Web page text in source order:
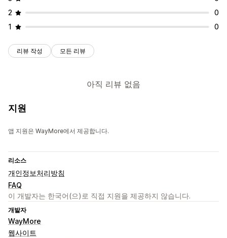
2
0
1
0
리뷰 작성 모든 리뷰
아직 리뷰 없음
지원
앱 지원은 WayMore에서 제공합니다.
리소스
개인정보처리방침
FAQ
이 개발자는 한국어(으)로 직접 지원을 제공하지 않습니다.
개발자
WayMore
웹사이트